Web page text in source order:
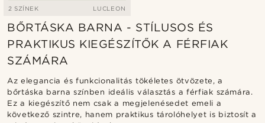
2 SZÍNEK LUCLEON
BŐRTÁSKA BARNA - STÍLUSOS ÉS
PRAKTIKUS KIEGÉSZÍTŐK A FÉRFIAK
SZÁMÁRA
Az elegancia és funkcionalitás tökéletes ötvözete, a
bőrtáska barna színben ideális választás a férfiak számára.
Ez a kiegészítő nem csak a megjelenésedet emeli a
következő szintre, hanem praktikus tárolóhelyet is biztosít a